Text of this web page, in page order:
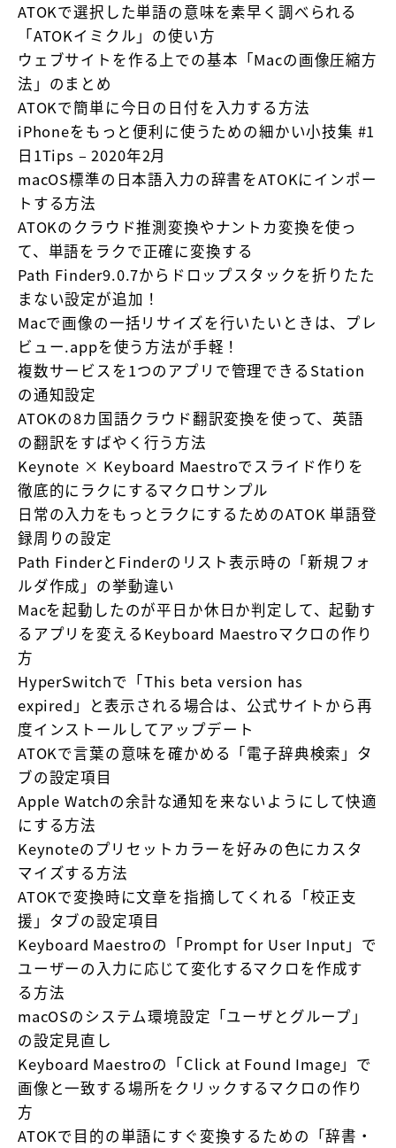
ATOKで選択した単語の意味を素早く調べられる
「ATOKイミクル」の使い方
ウェブサイトを作る上での基本「Macの画像圧縮方
法」のまとめ
ATOKで簡単に今日の日付を入力する方法
iPhoneをもっと便利に使うための細かい小技集 #1
日1Tips – 2020年2月
macOS標準の日本語入力の辞書をATOKにインポー
トする方法
ATOKのクラウド推測変換やナントカ変換を使っ
て、単語をラクで正確に変換する
Path Finder9.0.7からドロップスタックを折りたた
まない設定が追加！
Macで画像の一括リサイズを行いたいときは、プレ
ビュー.appを使う方法が手軽！
複数サービスを1つのアプリで管理できるStation
の通知設定
ATOKの8カ国語クラウド翻訳変換を使って、英語
の翻訳をすばやく行う方法
Keynote × Keyboard Maestroでスライド作りを
徹底的にラクにするマクロサンプル
日常の入力をもっとラクにするためのATOK 単語登
録周りの設定
Path FinderとFinderのリスト表示時の「新規フォ
ルダ作成」の挙動違い
Macを起動したのが平日か休日か判定して、起動す
るアプリを変えるKeyboard Maestroマクロの作り
方
HyperSwitchで「This beta version has
expired」と表示される場合は、公式サイトから再
度インストールしてアップデート
ATOKで言葉の意味を確かめる「電子辞典検索」タ
ブの設定項目
Apple Watchの余計な通知を来ないようにして快適
にする方法
Keynoteのプリセットカラーを好みの色にカスタ
マイズする方法
ATOKで変換時に文章を指摘してくれる「校正支
援」タブの設定項目
Keyboard Maestroの「Prompt for User Input」で
ユーザーの入力に応じて変化するマクロを作成す
る方法
macOSのシステム環境設定「ユーザとグループ」
の設定見直し
Keyboard Maestroの「Click at Found Image」で
画像と一致する場所をクリックするマクロの作り
方
ATOKで目的の単語にすぐ変換するための「辞書・